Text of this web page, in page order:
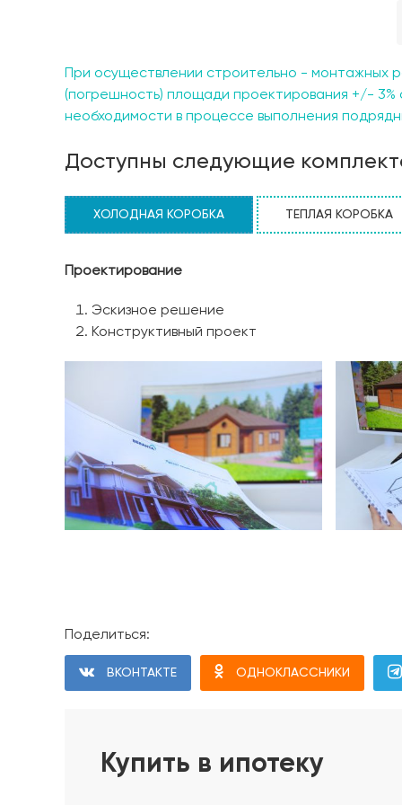
друзьями или просто для отдыха и
роскоши и элегантности, которая станет
идеальное сочетание простоты и изыска в
роскошном и привлекательном доме. Не
окружении красоты и уюта природы.
При осуществлении строительно - монтажных
(погрешность) площади проектирования +/- 3%
необходимости в процессе выполнения
Доступны следующие
ХОЛОДНАЯ КОРОБКА ТЕПЛАЯ КОРОБКА
Проектирование
Эскизное решение
Конструктивный проект
Фундамент дома
2. Срезка плодородного слоя в пятне застройки;
3. Устройство песчаного основания с
Поделиться:
ВКОНТАКТЕ ОДНОКЛАССНИКИ
Купить в ипотеку